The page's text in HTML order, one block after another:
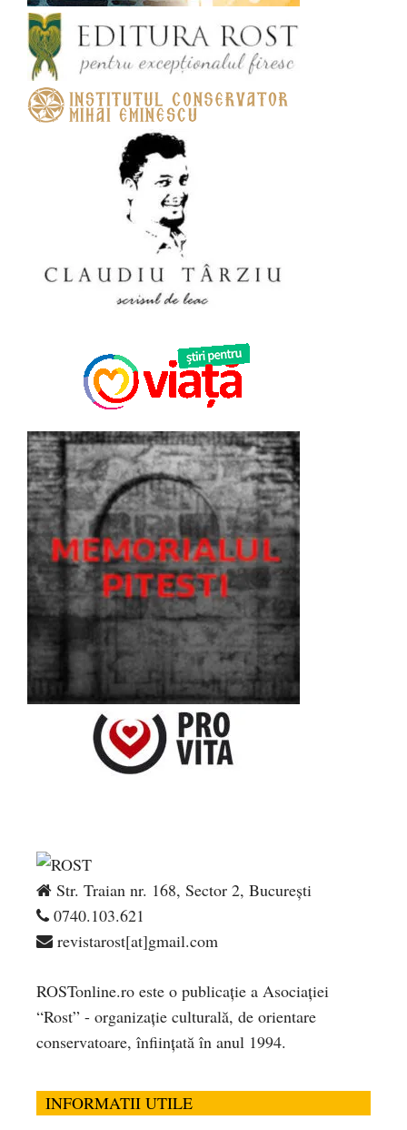
Str. Traian nr. 168, Sector 2, București
0740.103.621
revistarost[at]gmail.com
ROSTonline.ro este o publicaţie a Asociaţiei
“Rost” - organizaţie culturală, de orientare
conservatoare, înfiinţată în anul 1994.
INFORMATII UTILE